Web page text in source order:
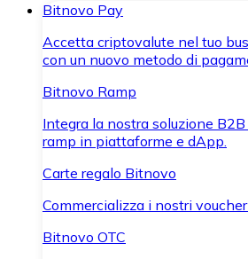
Bitnovo Pay
Accetta criptovalute nel tuo
con un nuovo metodo di
Bitnovo Ramp
Integra la nostra soluzione
ramp in piattaforme e dApp.
Carte regalo Bitnovo
Commercializza i nostri
Bitnovo OTC